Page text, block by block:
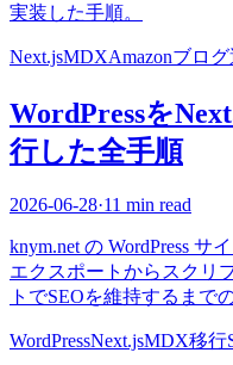
実装した手順。
Next.jsMDXAmazonブログ
WordPressを
行した全手順
2026-06-28·11 min read
knym.net の WordPress サ
エクスポートからスクリ
トでSEOを維持するまで
WordPressNext.jsMDX移行